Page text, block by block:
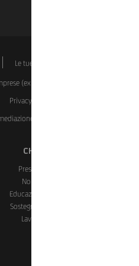
Le tue scelte sui Cookie
(ex covid)
Privacy
Immobiliare del Gruppo UniCredit)
CHI SIAMO
Presenza in Italia
Noi e il sociale
Educazione finanziaria
Sostegno e Solidarietà
Lavora con noi